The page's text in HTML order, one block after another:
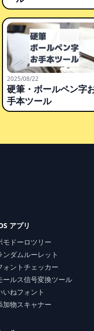
2025/08/22
硬筆・ボールペン字
手本ツール
アプリ
モドーロツリー
ンダムルーレット
ォントチェッカー
ールス信号変換ツール
いねフォント
加物スキャナー